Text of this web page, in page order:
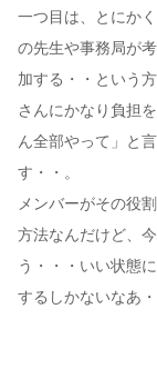
一つ目は、とにか
の先生や事務局が
加する・・という
さんにかなり負担
ん全部やって」と
す・・。
メンバーがその役
方法なんだけど、
う・・・いい状態
するしかないなあ・